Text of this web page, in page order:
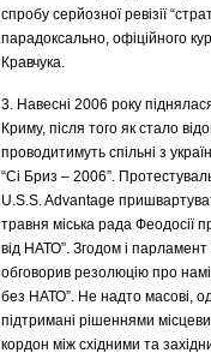
спробу серйозної ревізії
парадоксально, офіційного
Кравчука.
3. Навесні 2006 року
Криму, після того як стало
проводитимуть спільні з
“Сі Бриз – 2006”.
U.S.S. Advantage
травня міська рада Феодосії
від НАТО”. Згодом і
обговорив резолюцію про
без НАТО”. Не надто масові,
підтримані рішеннями
кордон між східними та